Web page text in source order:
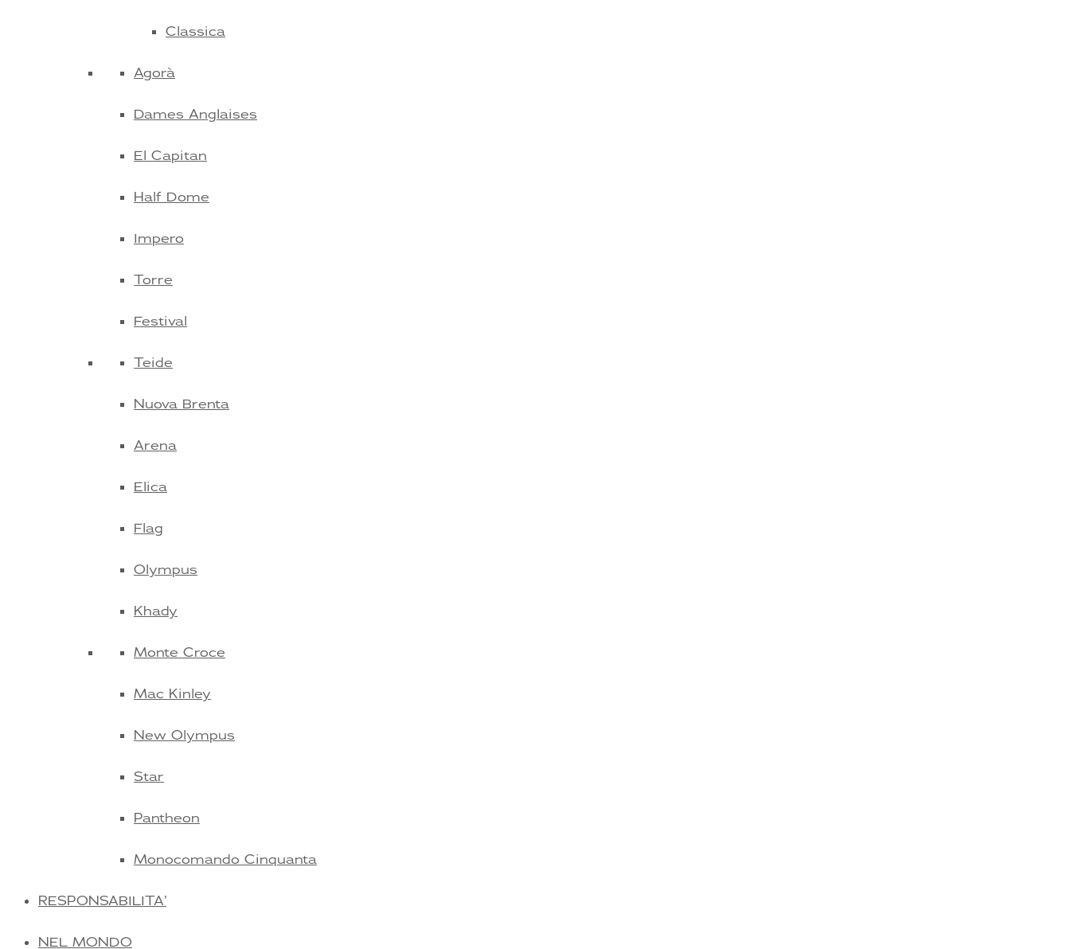
Classica
Agorà
Dames Anglaises
El Capitan
Half Dome
Impero
Torre
Festival
Teide
Nuova Brenta
Arena
Elica
Flag
Olympus
Khady
Monte Croce
Mac Kinley
New Olympus
Star
Pantheon
Monocomando Cinquanta
RESPONSABILITA’
NEL MONDO